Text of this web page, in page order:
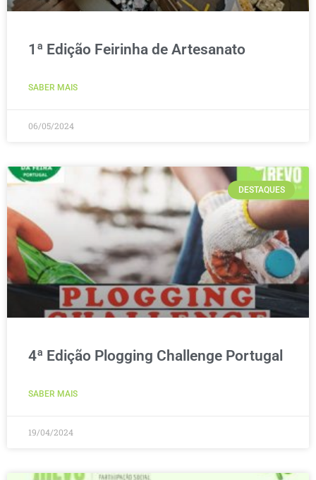
1ª Edição Feirinha de Artesanato
SABER MAIS
06/05/2024
DESTAQUES
4ª Edição Plogging Challenge Portugal
SABER MAIS
19/04/2024